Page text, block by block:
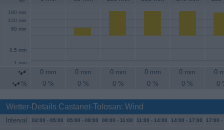
60 min
120 min
180 min
0.5 mm
1 mm
0 mm 0 mm 0 mm 0 mm 0 mm
0
%
0 % 0 % 0 % 0 % 0 % 0
Wetter-Details Castanet-Tolosan: Wind
Interval 02:00 - 05:00 05:00 - 08:00 08:00 - 11:00 11:00 - 14:00 14:00 - 17:00 17:00 -